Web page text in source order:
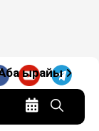
—
ырайы